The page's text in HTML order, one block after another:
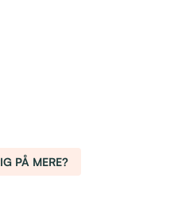
PÅ MERE?